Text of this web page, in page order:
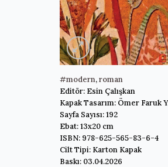
#modern,roman
Editör: Esin Çalışkan
Kapak Tasarım: Ömer Faruk
Sayfa Sayısı: 192
Ebat: 13x20 cm
ISBN: 978-625-565-83-6-4
Cilt Tipi: Karton Kapak
Baskı: 03.04.2026